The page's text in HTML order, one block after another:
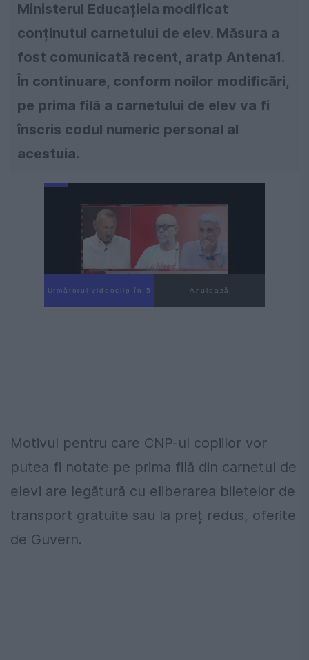
Ministerul Educațieia modificat
conținutul carnetului de elev. Măsura a
fost comunicată recent, aratp Antena1.
În continuare, conform noilor modificări,
pe prima filă a carnetului de elev va fi
înscris codul numeric personal al
acestuia.
Următorul videoclip în 4 Anulează
Motivul pentru care CNP-ul copiilor vor
putea fi notate pe prima filă din carnetul de
elevi are legătură cu eliberarea biletelor de
transport gratuite sau la preț redus, oferite
de Guvern.